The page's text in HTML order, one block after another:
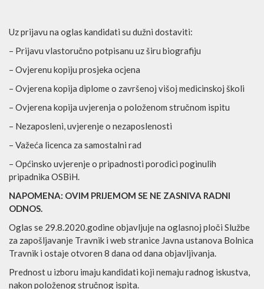
Uz prijavu na oglas kandidati su dužni dostaviti:
– Prijavu vlastoručno potpisanu uz širu biografiju
– Ovjerenu kopiju prosjeka ocjena
– Ovjerena kopija diplome o završenoj višoj medicinskoj školi
– Ovjerena kopija uvjerenja o položenom stručnom ispitu
– Nezaposleni, uvjerenje o nezaposlenosti
– Važeća licenca za samostalni rad
– Općinsko uvjerenje o pripadnosti porodici poginulih
pripadnika OSBiH.
NAPOMENA: OVIM PRIJEMOM SE NE ZASNIVA RADNI
ODNOS.
Oglas se 29.8.2020.godine objavljuje na oglasnoj ploči Službe
za zapošljavanje Travnik i web stranice Javna ustanova Bolnica
Travnik i ostaje otvoren 8 dana od dana objavljivanja.
Prednost u izboru imaju kandidati koji nemaju radnog iskustva,
nakon položenog stručnog ispita.